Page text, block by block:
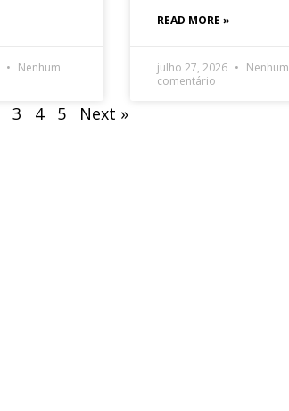
Nenhum
READ MORE »
julho 27, 2026
Nenhum
comentário
3 4 5 Next »